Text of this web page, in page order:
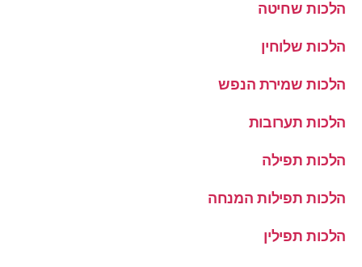
הלכות שחיטה
הלכות שלוחין
הלכות שמירת הנפש
הלכות תערובות
הלכות תפילה
הלכות תפילות המנחה
הלכות תפילין